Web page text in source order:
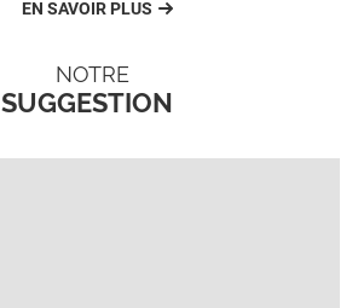
EN SAVOIR PLUS
NOTRE
SUGGESTION